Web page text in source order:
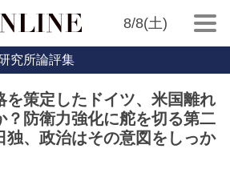
8/8(土)
究所論評集
を策定したドイツ、米国離れ
？防衛力強化に舵を切る第二
独、政治はその意図をしっか